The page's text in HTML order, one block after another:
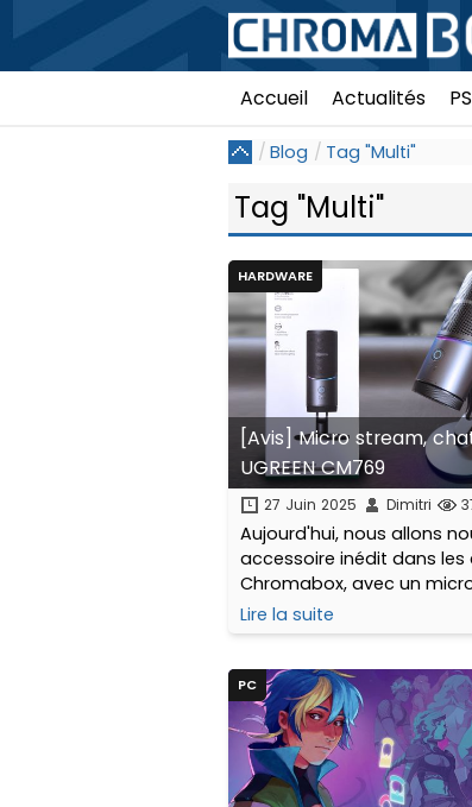
Accueil Actualités
Blog Tag "Multi"
Tag "Multi"
HARDWARE
[Avis] Micro stream,
UGREEN CM769
27 Juin 2025 Dimitri
Aujourd'hui, nous allons
accessoire inédit dans les
Chromabox, avec un
certainement les fans de
vocal, podcasts et plus
Lire la suite
PC